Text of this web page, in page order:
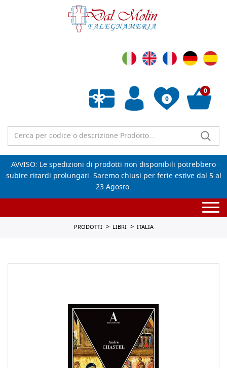
0
Wishlist vuota
0
AVVISO: Le spedizioni di prodotti non disponibili potrebbero
subire ritardi prolungati. Saremo chiusi per ferie estive dal 5 al
23 Agosto.
PRODOTTI LIBRI ITALIA